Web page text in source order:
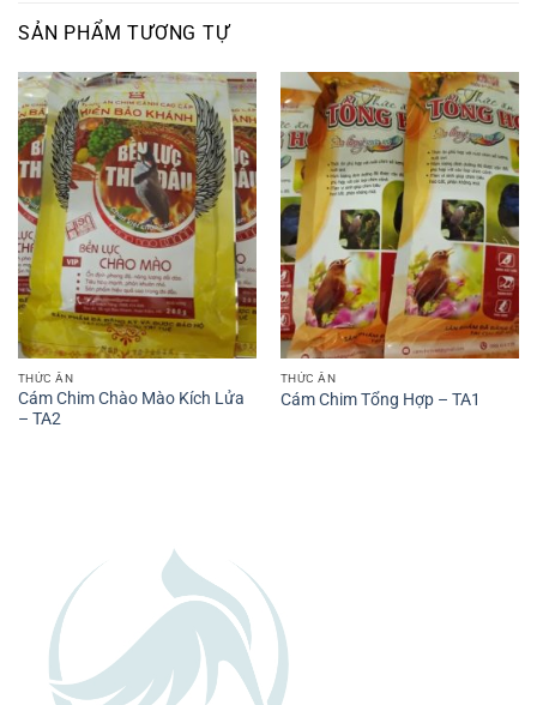
SẢN PHẨM TƯƠNG TỰ
THỨC ĂN
Cám Chim Chào Mào Kích Lửa
– TA2
THỨC ĂN
Cám Chim Tổng Hợp – TA1